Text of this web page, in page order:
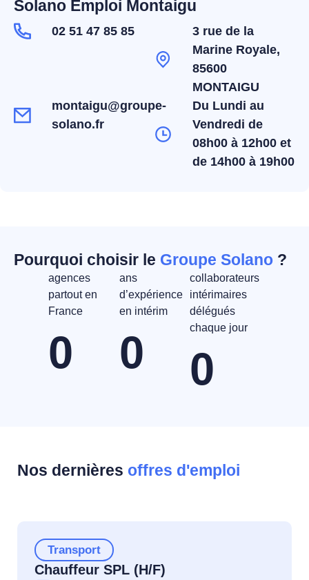
Solano Emploi Montaigu
02 51 47 85 85
3 rue de la
Marine Royale,
85600
MONTAIGU
montaigu@groupe-
solano.fr
Du Lundi au
Vendredi de
08h00 à 12h00 et
de 14h00 à 19h00
Pourquoi choisir le Groupe Solano ?
agences
partout en
France
0
ans
d’expérience
en intérim
0
collaborateurs
intérimaires
délégués
chaque jour
0
Nos dernières offres d'emploi
Transport
Chauffeur SPL (H/F)